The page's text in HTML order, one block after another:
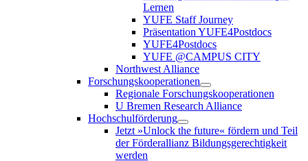
Lernen
YUFE Staff Journey
Präsentation YUFE4Postdocs
YUFE4Postdocs
YUFE @CAMPUS CITY
Northwest Alliance
Forschungskooperationen
Regionale Forschungskooperationen
U Bremen Research Alliance
Hochschulförderung
Jetzt »Unlock the future« fördern und Teil
der Förderallianz Bildungsgerechtigkeit
werden